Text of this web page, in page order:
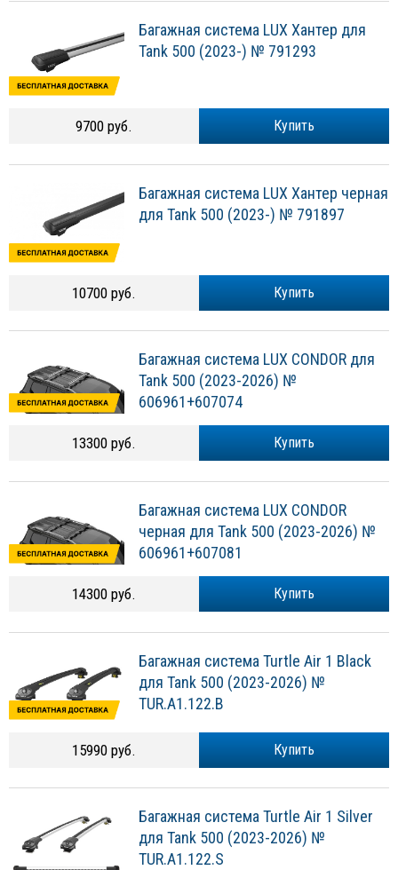
Багажная система LUX Хантер для
Tank 500 (2023-) № 791293
Купить
9700 руб.
Багажная система LUX Хантер черная
для Tank 500 (2023-) № 791897
Купить
10700 руб.
Багажная система LUX CONDOR для
Tank 500 (2023-2026) №
606961+607074
Купить
13300 руб.
Багажная система LUX CONDOR
черная для Tank 500 (2023-2026) №
606961+607081
Купить
14300 руб.
Багажная система Turtle Air 1 Black
для Tank 500 (2023-2026) №
TUR.A1.122.B
Купить
15990 руб.
Багажная система Turtle Air 1 Silver
для Tank 500 (2023-2026) №
TUR.A1.122.S